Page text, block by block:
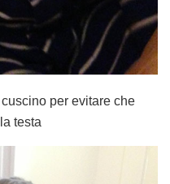
per evitare che
testa